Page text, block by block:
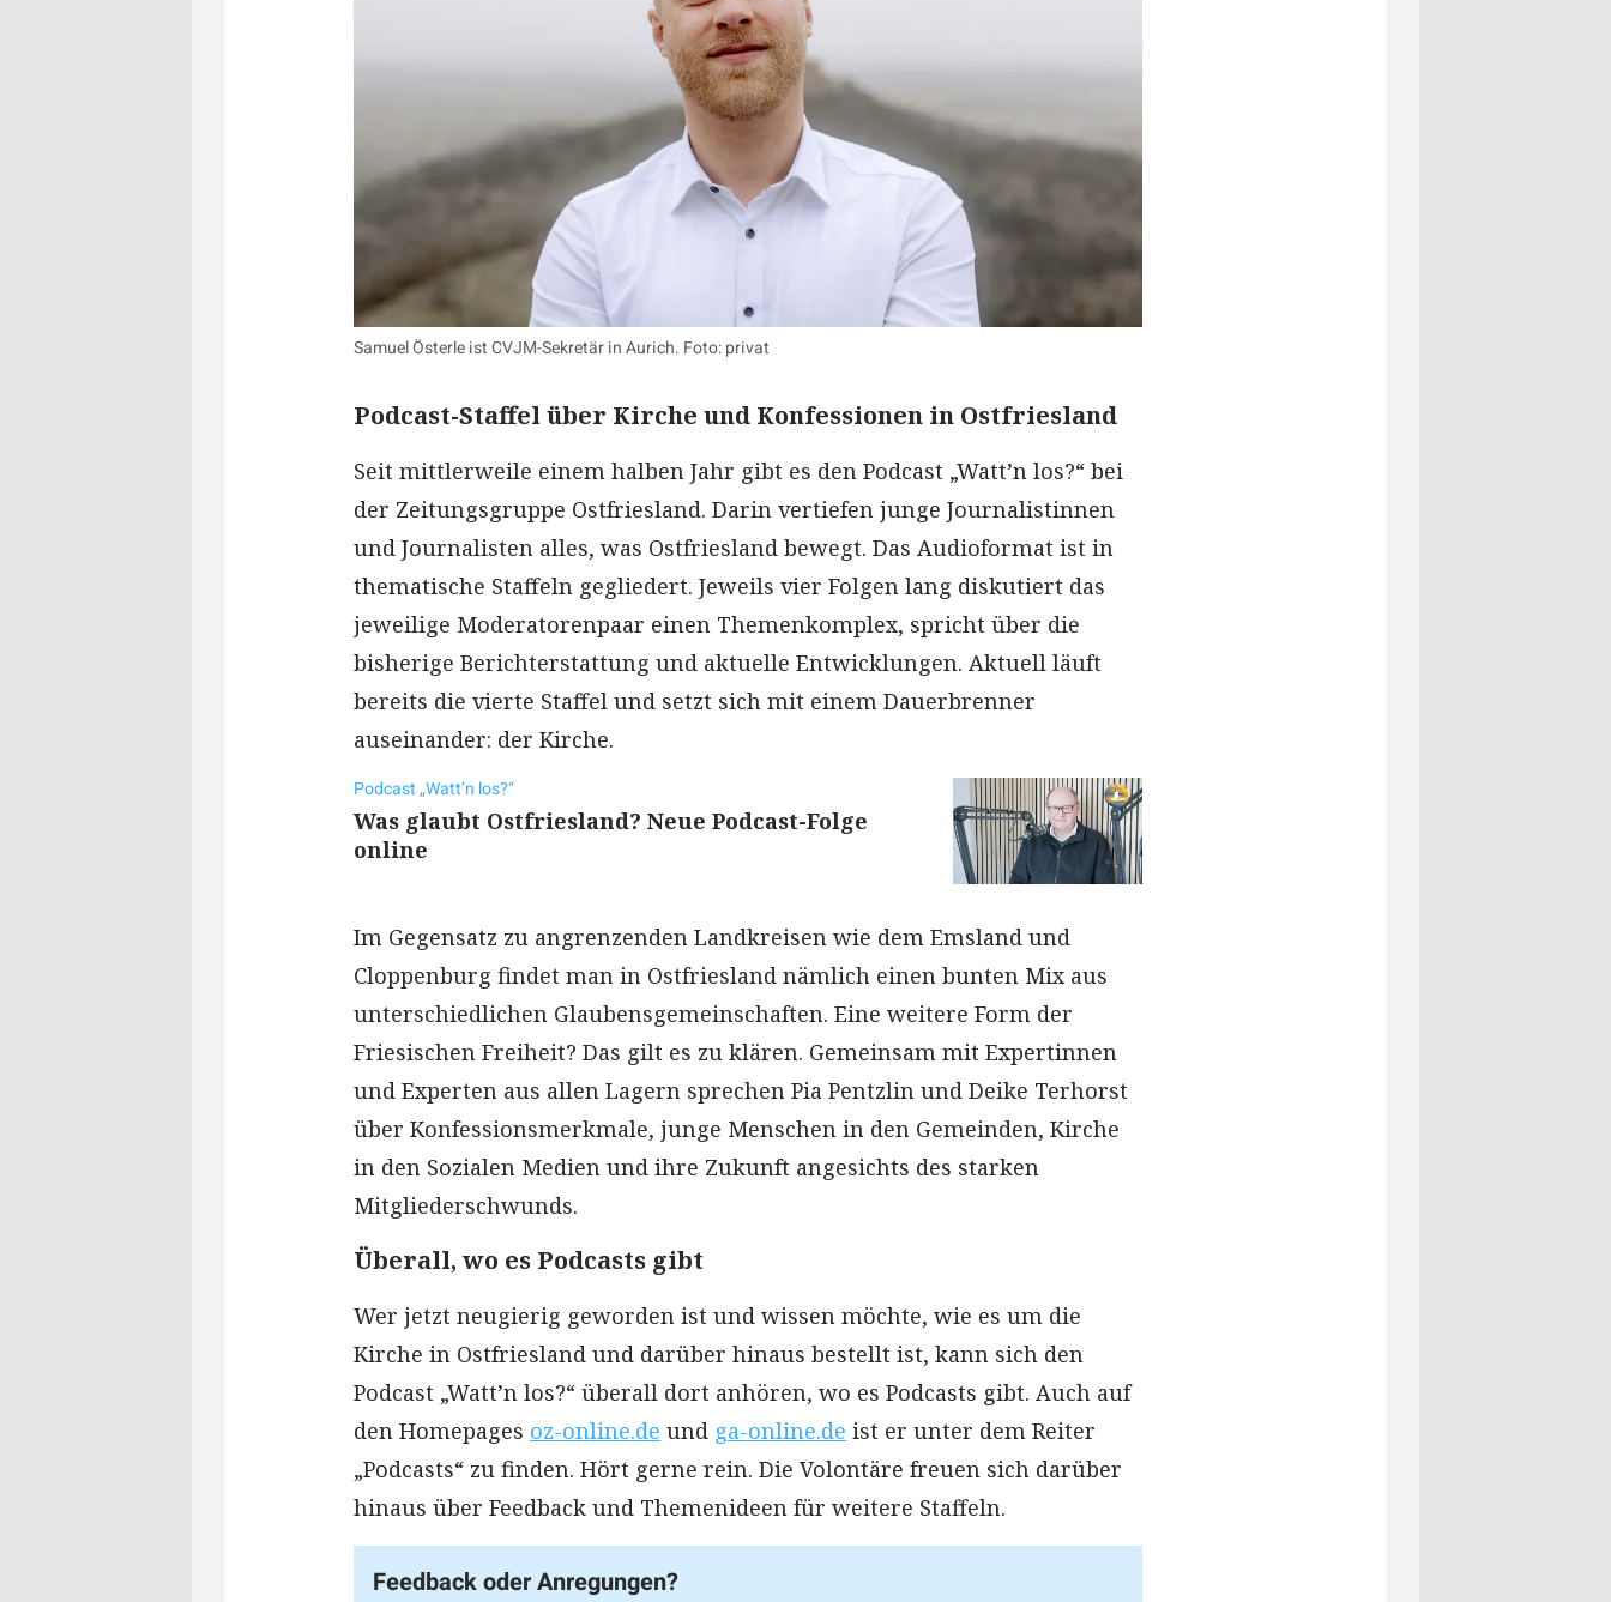
Samuel Österle ist CVJM-Sekretär in Aurich. Foto: privat
Podcast-Staffel über Kirche und Konfessionen in Ostfriesland
Seit mittlerweile einem halben Jahr gibt es den Podcast „Watt’n los?“ bei
der Zeitungsgruppe Ostfriesland. Darin vertiefen junge Journalistinnen
und Journalisten alles, was Ostfriesland bewegt. Das Audioformat ist in
thematische Staffeln gegliedert. Jeweils vier Folgen lang diskutiert das
jeweilige Moderatorenpaar einen Themenkomplex, spricht über die
bisherige Berichterstattung und aktuelle Entwicklungen. Aktuell läuft
bereits die vierte Staffel und setzt sich mit einem Dauerbrenner
auseinander: der Kirche.
Podcast „Watt’n los?“
Was glaubt Ostfriesland? Neue Podcast-Folge
online
Im Gegensatz zu angrenzenden Landkreisen wie dem Emsland und
Cloppenburg findet man in Ostfriesland nämlich einen bunten Mix aus
unterschiedlichen Glaubensgemeinschaften. Eine weitere Form der
Friesischen Freiheit? Das gilt es zu klären. Gemeinsam mit Expertinnen
und Experten aus allen Lagern sprechen Pia Pentzlin und Deike Terhorst
über Konfessionsmerkmale, junge Menschen in den Gemeinden, Kirche
in den Sozialen Medien und ihre Zukunft angesichts des starken
Mitgliederschwunds.
Überall, wo es Podcasts gibt
Wer jetzt neugierig geworden ist und wissen möchte, wie es um die
Kirche in Ostfriesland und darüber hinaus bestellt ist, kann sich den
Podcast „Watt’n los?“ überall dort anhören, wo es Podcasts gibt. Auch auf
den Homepages oz-online.de und ga-online.de ist er unter dem Reiter
„Podcasts“ zu finden. Hört gerne rein. Die Volontäre freuen sich darüber
hinaus über Feedback und Themenideen für weitere Staffeln.
Feedback oder Anregungen?